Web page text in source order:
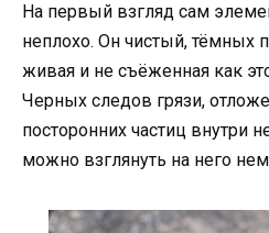
На первый взгляд сам
неплохо. Он чистый, тёмных
живая и не съёженная как
Черных следов грязи,
посторонних частиц внутри
можно взглянуть на него